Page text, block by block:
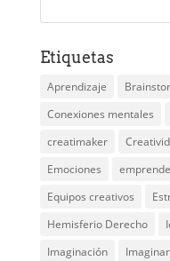
Etiquetas
Aprendizaje
Conexiones mentales
creatimaker
Emociones
Equipos creativos
Hemisferio Derecho
Imaginación